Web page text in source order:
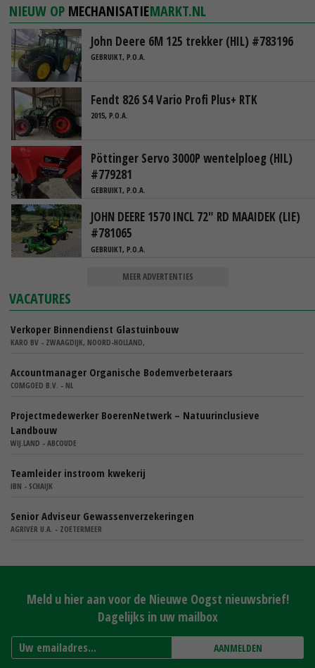
NIEUW OP MECHANISATIEMARKT.NL
John Deere 6M 125 trekker (HIL) #783196
GEBRUIKT, P.O.A.
Fendt 826 S4 Vario Profi Plus+ RTK
2015, P.O.A.
Pöttinger Servo 3000P wentelploeg (HIL)
#779281
GEBRUIKT, P.O.A.
JOHN DEERE 1570 INCL 72" RD MAAIDEK (LIE)
#781065
GEBRUIKT, P.O.A.
MEER ADVERTENTIES
VACATURES
Verkoper Binnendienst Glastuinbouw
KARO BV - ZWAAGDIJK, NOORD-HOLLAND,
Accountmanager Organische Bodemverbeteraars
COMGOED B.V. - NL
Projectmedewerker BoerenNetwerk – Natuurinclusieve
Landbouw
WIJ.LAND - ABCOUDE
Teamleider instroom kwekerij
IBN - SCHAIJK
Senior Adviseur Gewassenverzekeringen
AGRIVER U.A. - ZOETERMEER
Meld u hier aan voor de Nieuwe Oogst nieuwsbrief!
Dagelijks in uw mailbox
AANMELDEN